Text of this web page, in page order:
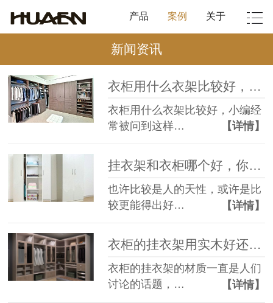
产品 案例 关于
新闻资讯
衣柜用什么衣架比较好，实木衣架是优选【华恩衣架】
衣柜用什么衣架比较好，小编经
常被问到这样…
【详情】
挂衣架和衣柜哪个好，你知道吗【华恩衣架】
也许比较是人的天性，或许是比
较更能得出好…
【详情】
衣柜的挂衣架用实木好还是其他，我选实木衣架【华恩衣架】
衣柜的挂衣架的材质一直是人们
讨论的话题，…
【详情】